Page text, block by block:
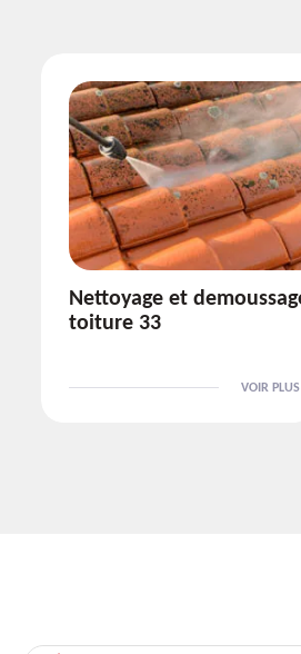
Etanchéité toiture 33
VOIR PLUS